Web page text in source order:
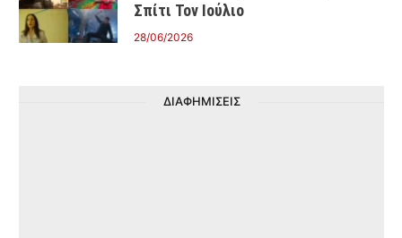
Σπίτι Τον Ιούλιο
28/06/2026
ΔΙΑΦΗΜΙΣΕΙΣ